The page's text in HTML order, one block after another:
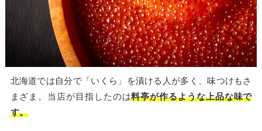
北海道では自分で「いくら」を漬ける人が多く、味つけもさ
まざま。当店が目指したのは料亭が作るような上品な味で
す。